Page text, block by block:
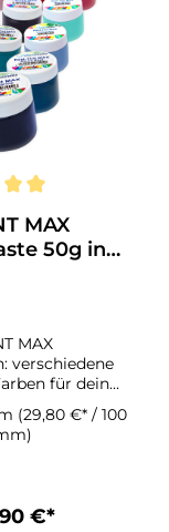
MAX
50g in
MAX
verschiedene
für dein
Pigmentpasten
faszinierend.
sie für satte
eine gute
(29,80 €* / 100
€*